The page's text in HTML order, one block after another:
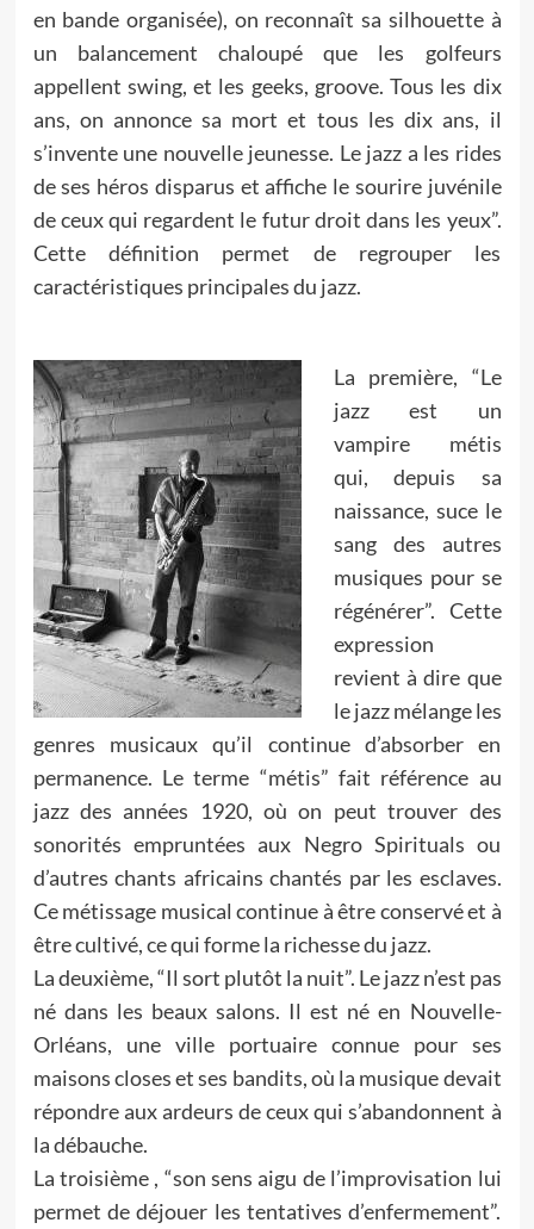
en bande organisée), on reconnaît sa silhouette à
un balancement chaloupé que les golfeurs
appellent swing, et les geeks, groove. Tous les dix
ans, on annonce sa mort et tous les dix ans, il
s’invente une nouvelle jeunesse. Le jazz a les rides
de ses héros disparus et affiche le sourire juvénile
de ceux qui regardent le futur droit dans les yeux”.
Cette définition permet de regrouper les
caractéristiques principales du jazz.
La première, “Le
jazz est un
vampire métis
qui, depuis sa
naissance, suce le
sang des autres
musiques pour se
régénérer”. Cette
expression
revient à dire que
le jazz mélange les
genres musicaux qu’il continue d’absorber en
permanence. Le terme “métis” fait référence au
jazz des années 1920, où on peut trouver des
sonorités empruntées aux Negro Spirituals ou
d’autres chants africains chantés par les esclaves.
Ce métissage musical continue à être conservé et à
être cultivé, ce qui forme la richesse du jazz.
La deuxième, “Il sort plutôt la nuit”. Le jazz n’est pas
né dans les beaux salons. Il est né en Nouvelle-
Orléans, une ville portuaire connue pour ses
maisons closes et ses bandits, où la musique devait
répondre aux ardeurs de ceux qui s’abandonnent à
la débauche.
La troisième , “son sens aigu de l’improvisation lui
permet de déjouer les tentatives d’enfermement”.